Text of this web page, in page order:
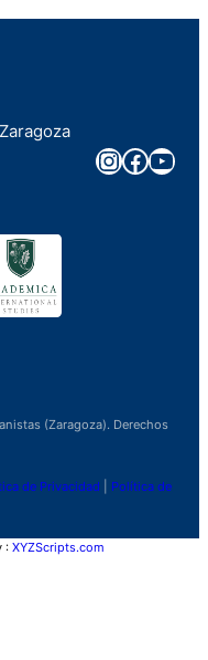
(Zaragoza). Derechos
de Privacidad Política de
: XYZScripts.com